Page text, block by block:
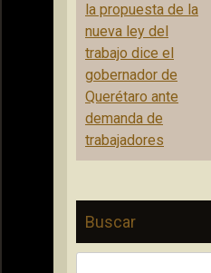
la propuesta de la
nueva ley del
trabajo dice el
gobernador de
Querétaro ante
demanda de
trabajadores
Buscar